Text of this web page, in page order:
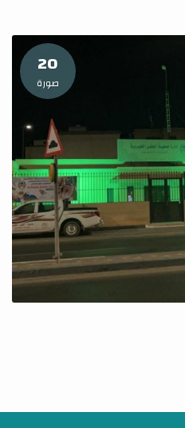
20
صورة